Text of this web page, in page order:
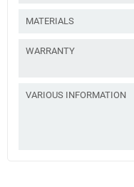
MATERIALS
WARRANTY
VARIOUS INFORMATION